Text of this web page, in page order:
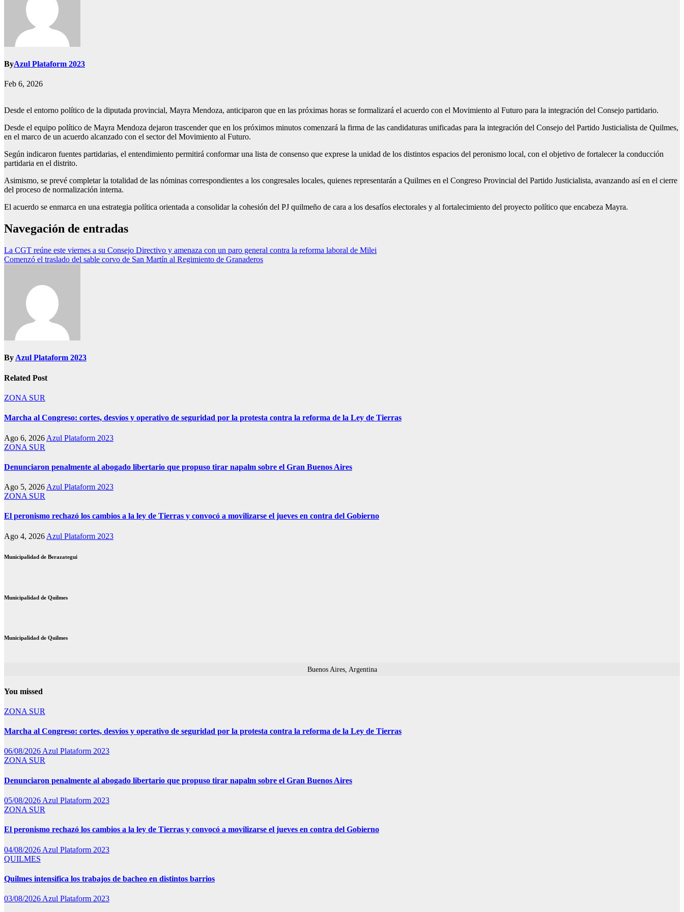
ByAzul Plataform 2023
Feb 6, 2026
Desde el entorno político de la diputada provincial, Mayra Mendoza, anticiparon que en las próximas horas se formalizará el acuerdo con el Movimiento al Futuro para la integración del Consejo partidario.
Desde el equipo político de Mayra Mendoza dejaron trascender que en los próximos minutos comenzará la firma de las candidaturas unificadas para la integración del Consejo del Partido Justicialista de Quilmes,
en el marco de un acuerdo alcanzado con el sector del Movimiento al Futuro.
Según indicaron fuentes partidarias, el entendimiento permitirá conformar una lista de consenso que exprese la unidad de los distintos espacios del peronismo local, con el objetivo de fortalecer la conducción
partidaria en el distrito.
Asimismo, se prevé completar la totalidad de las nóminas correspondientes a los congresales locales, quienes representarán a Quilmes en el Congreso Provincial del Partido Justicialista, avanzando así en el cierre
del proceso de normalización interna.
El acuerdo se enmarca en una estrategia política orientada a consolidar la cohesión del PJ quilmeño de cara a los desafíos electorales y al fortalecimiento del proyecto político que encabeza Mayra.
Navegación de entradas
La CGT reúne este viernes a su Consejo Directivo y amenaza con un paro general contra la reforma laboral de Milei
Comenzó el traslado del sable corvo de San Martín al Regimiento de Granaderos
ByAzul Plataform 2023
Related Post
ZONA SUR
Marcha al Congreso: cortes, desvíos y operativo de seguridad por la protesta contra la reforma de la Ley de Tierras
Ago 6, 2026 Azul Plataform 2023
ZONA SUR
Denunciaron penalmente al abogado libertario que propuso tirar napalm sobre el Gran Buenos Aires
Ago 5, 2026 Azul Plataform 2023
ZONA SUR
El peronismo rechazó los cambios a la ley de Tierras y convocó a movilizarse el jueves en contra del Gobierno
Ago 4, 2026 Azul Plataform 2023
Municipalidad de Berazategui
Municipalidad de Quilmes
Municipalidad de Quilmes
Buenos Aires, Argentina
You missed
ZONA SUR
Marcha al Congreso: cortes, desvíos y operativo de seguridad por la protesta contra la reforma de la Ley de Tierras
06/08/2026Azul Plataform 2023
ZONA SUR
Denunciaron penalmente al abogado libertario que propuso tirar napalm sobre el Gran Buenos Aires
05/08/2026 Azul Plataform 2023
ZONA SUR
El peronismo rechazó los cambios a la ley de Tierras y convocó a movilizarse el jueves en contra del Gobierno
04/08/2026 Azul Plataform 2023
QUILMES
Quilmes intensifica los trabajos de bacheo en distintos barrios
03/08/2026 Azul Plataform 2023